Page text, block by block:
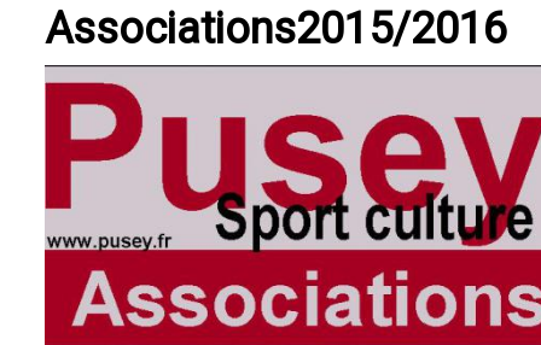
Associations2015/2016